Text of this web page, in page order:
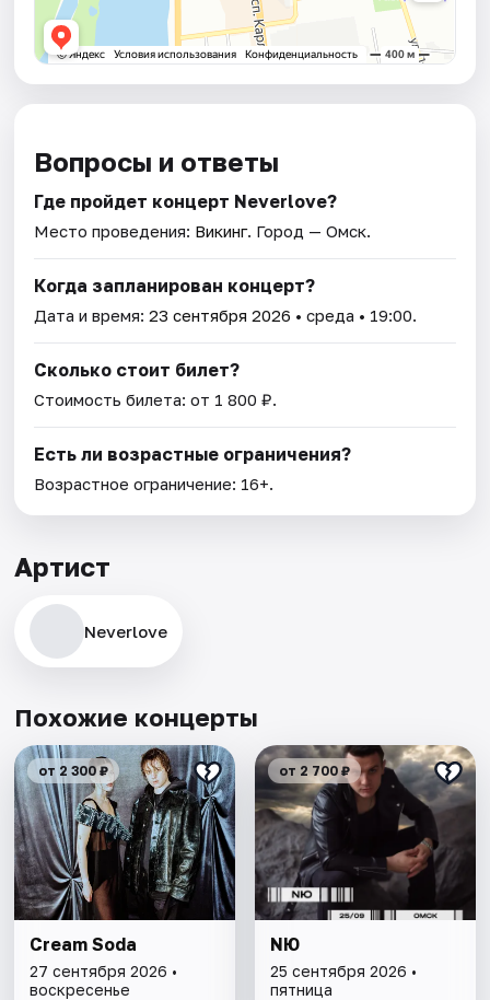
Вопросы и ответы
Где пройдет концерт Neverlove?
Место проведения: Викинг. Город — Омск.
Когда запланирован концерт?
Дата и время:23 сентября 2026 • среда • 19:00.
Сколько стоит билет?
Стоимость билета: от 1 800 ₽.
Есть ли возрастные ограничения?
Возрастное ограничение: 16+.
Артист
Neverlove
Похожие концерты
от 2 300 ₽
Cream Soda
27 сентября 2026 •
воскресенье
от 2 700 ₽
NЮ
25 сентября 2026 •
пятница